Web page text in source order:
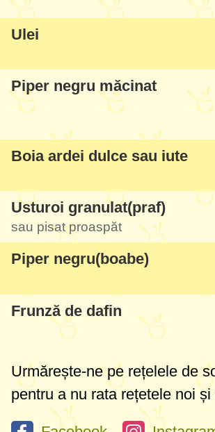
să vă spun - la mic dejun
mai multe ori sandviș-uri
aromele dar preferatul
Hummus cu Pesto
) și
Ulei
Piper negru măcinat
Boia ardei dulce sau iute
Usturoi granulat(praf)
sau pisat proaspăt
Piper negru(boabe)
Frunză de dafin
Urmărește-ne pe rețelele de
pentru a nu rata rețetele noi